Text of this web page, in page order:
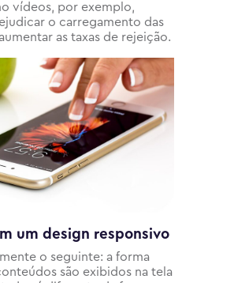
vídeos, por exemplo,
o carregamento das
as taxas de rejeição.
um design responsivo
o seguinte: a forma
são exibidos na tela